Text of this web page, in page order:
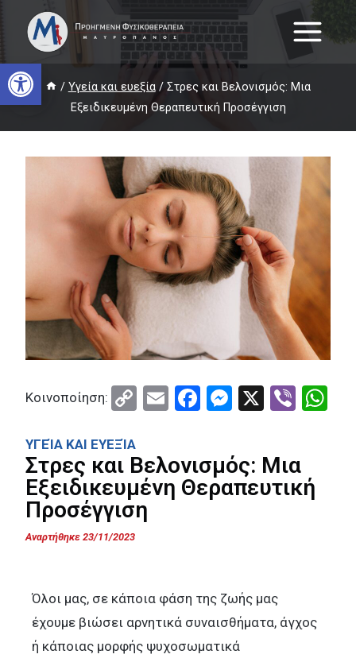
Open toolbar
/ Υγεία και ευεξία / Στρες και Βελονισμός: Μια
Εξειδικευμένη Θεραπευτική Προσέγγιση
Κοινοποίηση:
C
py
Li
n
k
E
F
b
o
M
se
n
g
X
Vi
ΥΓΕΊΑ ΚΑΙ ΕΥΕΞΊΑ
Στρες και Βελονισμός: Μια
Εξειδικευμένη Θεραπευτική
Προσέγγιση
Αναρτήθηκε 23/11/2023
Όλοι μας, σε κάποια φάση της ζωής μας
έχουμε βιώσει αρνητικά συναισθήματα, άγχος
ή κάποιας μορφής ψυχοσωματικά